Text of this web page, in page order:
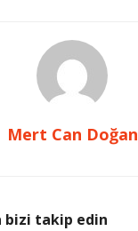
Mert Can Doğan
bizi takip edin